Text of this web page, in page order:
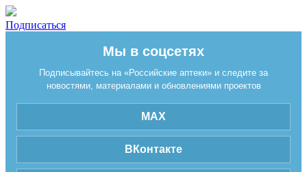
Подписаться
Мы в соцсетях
Подписывайтесь на «Российские аптеки» и следите за
новостями, материалами и обновлениями проектов
MAX
ВКонтакте